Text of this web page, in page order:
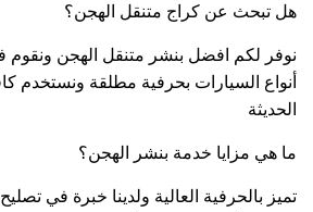
هل تبحث عن كراج متنقل الهجن؟
نوفر لكم افضل بنشر متنقل الهجن ونقوم
أنواع السيارات بحرفية مطلقة ونستخدم
الحديثة
ما هي مزايا خدمة بنشر الهجن؟
تميز بالحرفية العالية ولدينا خبرة في